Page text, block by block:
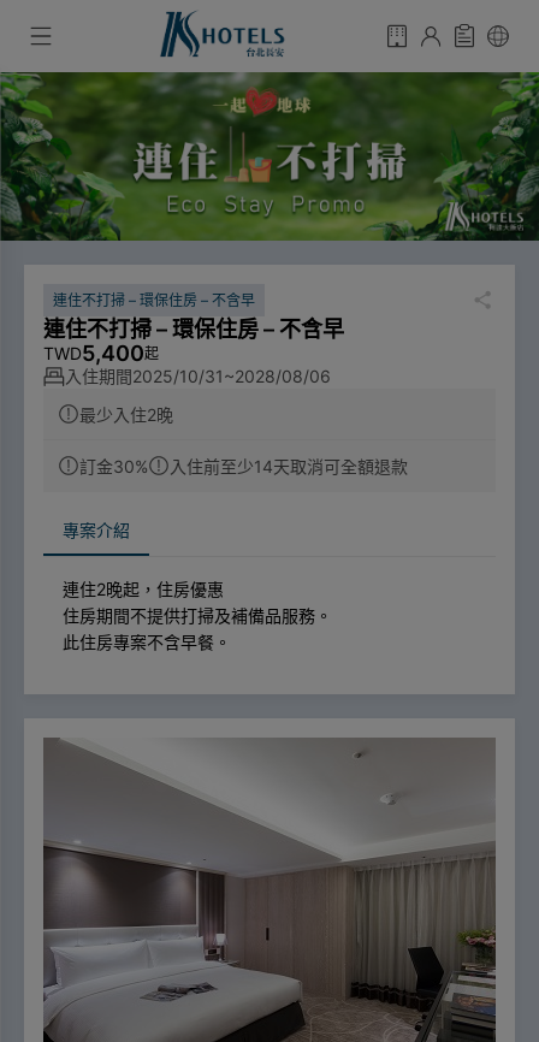
連住不打掃 – 環保住房 – 不含早
連住不打掃 – 環保住房 – 不含早
TWD5,400起
入住期間2025/10/31~2028/08/06
最少入住2晚
訂金30% 入住前至少14天取消可全額退款
專案介紹
連住2晚起，住房優惠
住房期間不提供打掃及補備品服務。
此住房專案不含早餐。